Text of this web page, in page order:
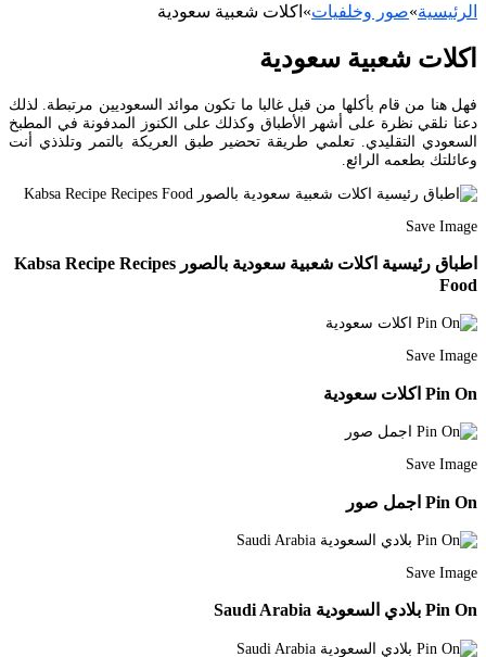
الرئيسية»صور وخلفيات» اكلات شعبية سعودية
اكلات شعبية سعودية
فهل هنا من قام بأكلها من قبل غالبا ما تكون موائد السعوديين مرتبطة. لذلك
دعنا نلقي نظرة على أشهر الأطباق وكذلك على الكنوز المدفونة في المطبخ
السعودي التقليدي. تعلمي طريقة تحضير طبق العريكة بالتمر وتلذذي أنت
وعائلتك بطعمه الرائع.
Save Image
اطباق رئيسية اكلات شعبية سعودية بالصور Kabsa Recipe Recipes
Food
Save Image
Pin On اكلات سعودية
Save Image
Pin On اجمل صور
Save Image
Pin On بلادي السعودية Saudi Arabia